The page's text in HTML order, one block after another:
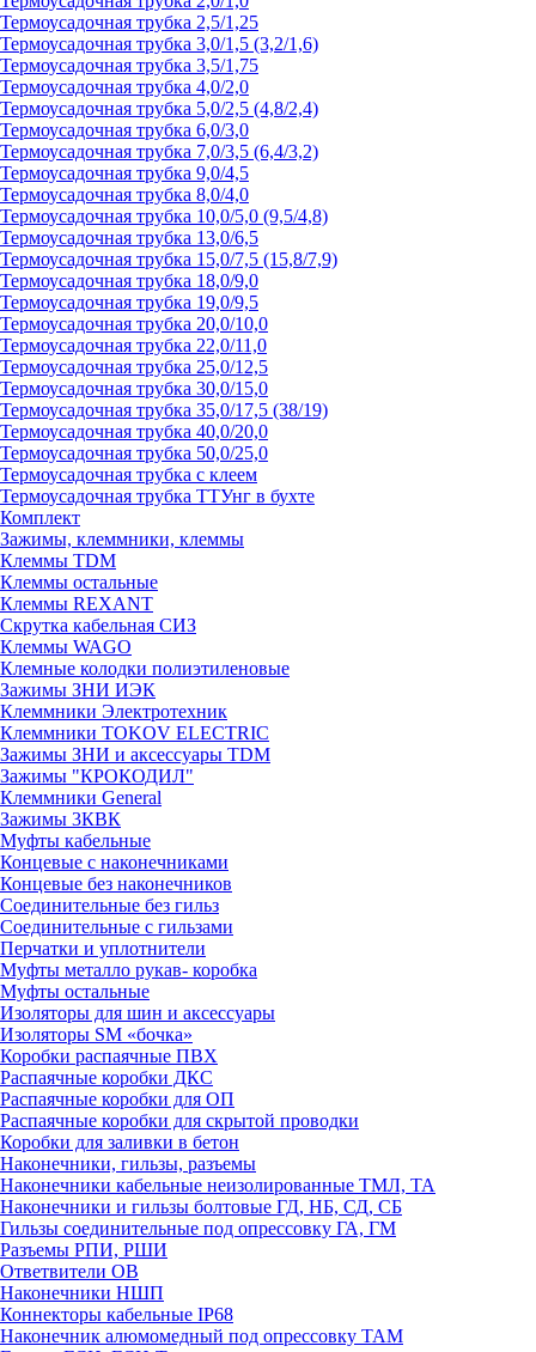
Термоусадочная трубка 2,5/1,25
Термоусадочная трубка 3,0/1,5 (3,2/1,6)
Термоусадочная трубка 3,5/1,75
Термоусадочная трубка 4,0/2,0
Термоусадочная трубка 5,0/2,5 (4,8/2,4)
Термоусадочная трубка 6,0/3,0
Термоусадочная трубка 7,0/3,5 (6,4/3,2)
Термоусадочная трубка 9,0/4,5
Термоусадочная трубка 8,0/4,0
Термоусадочная трубка 10,0/5,0 (9,5/4,8)
Термоусадочная трубка 13,0/6,5
Термоусадочная трубка 15,0/7,5 (15,8/7,9)
Термоусадочная трубка 18,0/9,0
Термоусадочная трубка 19,0/9,5
Термоусадочная трубка 20,0/10,0
Термоусадочная трубка 22,0/11,0
Термоусадочная трубка 25,0/12,5
Термоусадочная трубка 30,0/15,0
Термоусадочная трубка 35,0/17,5 (38/19)
Термоусадочная трубка 40,0/20,0
Термоусадочная трубка 50,0/25,0
Термоусадочная трубка с клеем
Термоусадочная трубка ТТУнг в бухте
Комплект
Зажимы, клеммники, клеммы
Клеммы TDM
Клеммы остальные
Клеммы REXANT
Скрутка кабельная СИЗ
Клеммы WAGO
Клемные колодки полиэтиленовые
Зажимы ЗНИ ИЭК
Клеммники Электротехник
Клеммники TOKOV ELECTRIC
Зажимы ЗНИ и аксессуары TDM
Зажимы "КРОКОДИЛ"
Клеммники General
Зажимы 3КВК
Муфты кабельные
Концевые с наконечниками
Концевые без наконечников
Соединительные без гильз
Соединительные с гильзами
Перчатки и уплотнители
Муфты металло рукав- коробка
Муфты остальные
Изоляторы для шин и аксессуары
Изоляторы SM «бочка»
Коробки распаячные ПВХ
Распаячные коробки ДКС
Распаячные коробки для ОП
Распаячные коробки для скрытой проводки
Коробки для заливки в бетон
Наконечники, гильзы, разъемы
Наконечники кабельные неизолированные ТМЛ, ТА
Наконечники и гильзы болтовые ГД, НБ, СД, СБ
Гильзы соединительные под опрессовку ГА, ГМ
Разъемы РПИ, РШИ
Ответвители ОВ
Наконечники НШП
Коннекторы кабельные IP68
Наконечник алюмомедный под опрессовку ТАМ